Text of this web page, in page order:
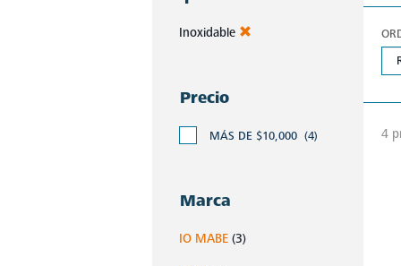
Inoxidable
Precio
MÁS DE $10,000 (4)
Marca
IO MABE (3)
4